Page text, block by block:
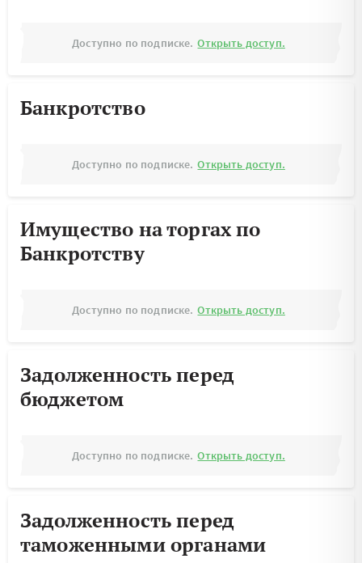
Доступно по подписке. Открыть доступ.
Банкротство
Доступно по подписке. Открыть доступ.
Имущество на торгах по
Банкротству
Доступно по подписке. Открыть доступ.
Задолженность перед
бюджетом
Доступно по подписке. Открыть доступ.
Задолженность перед
таможенными органами